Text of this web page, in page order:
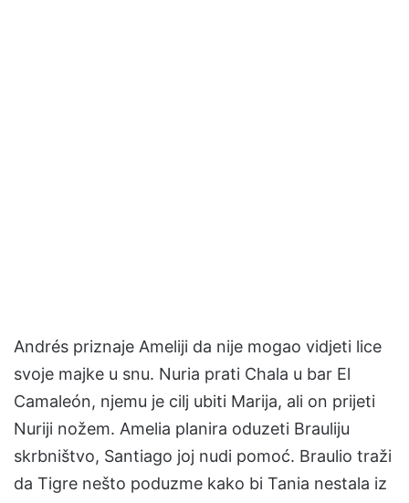
Andrés priznaje Ameliji da nije mogao vidjeti lice
svoje majke u snu. Nuria prati Chala u bar El
Camaleón, njemu je cilj ubiti Marija, ali on prijeti
Nuriji nožem. Amelia planira oduzeti Brauliju
skrbništvo, Santiago joj nudi pomoć. Braulio traži
da Tigre nešto poduzme kako bi Tania nestala iz